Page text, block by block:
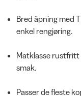
Bred åpning med
enkel rengjøring.
Matklasse rustfritt
smak.
Passer de fleste